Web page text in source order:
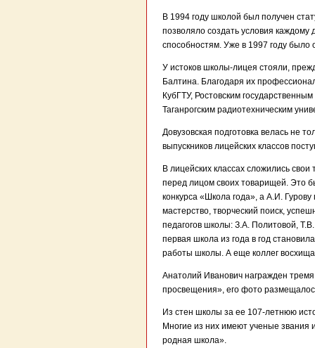
В 1994 году школой был получен
позволяло создать условия
способностям. Уже в 1997 году было
У истоков школы-лицея стояли,
Балтина. Благодаря их
КубГТУ, Ростовским
Таганрогским радиотехническим
Довузовская подготовка велась не
выпускников лицейских классов
В лицейских классах сложились
перед лицом своих товарищей. Это
конкурса «Школа года», а А.И.
мастерство, творческий поиск,
педагогов школы: З.А. Политовой,
первая школа из года в год
работы школы. А еще коллег
Анатолий Иванович награжден
просвещения», его фото
Из стен школы за ее 107-летнюю
Многие из них имеют ученые
родная школа».